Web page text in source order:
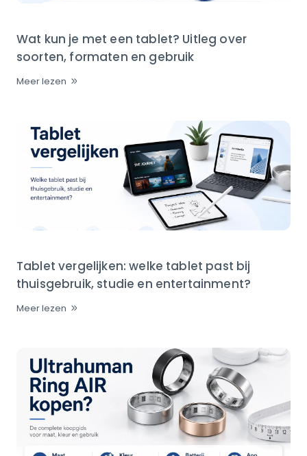
Wat kun je met een tablet? Uitleg over
soorten, formaten en gebruik
Meer lezen
Tablet vergelijken: welke tablet past bij
thuisgebruik, studie en entertainment?
Meer lezen